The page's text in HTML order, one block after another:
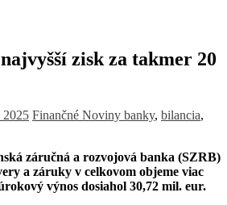
zisk za takmer 20
2025 Finančné Noviny banky, bilancia,
záručná a rozvojová banka (SZRB)
a záruky v celkovom objeme viac
výnos dosiahol 30,72 mil. eur.